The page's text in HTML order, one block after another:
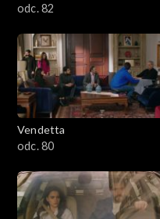
odc. 82
Vendetta
odc. 80